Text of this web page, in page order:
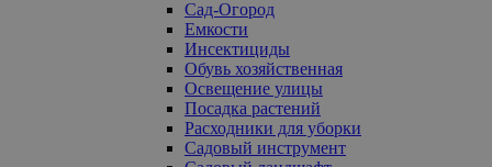
Сад-Огород
Емкости
Инсектициды
Обувь хозяйственная
Освещение улицы
Посадка растений
Расходники для уборки
Садовый инструмент